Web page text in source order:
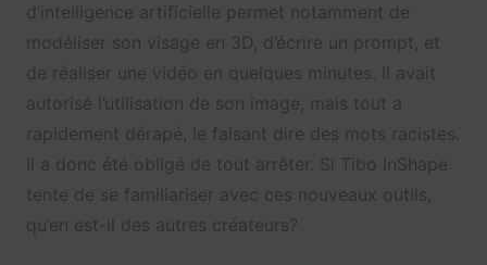
d’intelligence artificielle permet notamment de
modéliser son visage en 3D, d’écrire un prompt, et
de réaliser une vidéo en quelques minutes. Il avait
autorisé l’utilisation de son image, mais tout a
rapidement dérapé, le faisant dire des mots racistes.
Il a donc été obligé de tout arrêter. Si Tibo InShape
tente de se familiariser avec ces nouveaux outils,
qu’en est-il des autres créateurs?